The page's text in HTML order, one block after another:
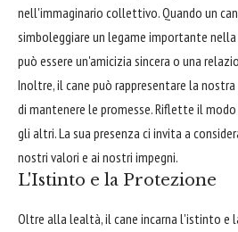
nell'immaginario collettivo. Quando un
simboleggiare un legame importante
può essere un'amicizia sincera o una
Inoltre, il cane può rappresentare la
di mantenere le promesse. Riflette il
gli altri. La sua presenza ci invita a
nostri valori e ai nostri impegni.
L'Istinto e la Protezione
Oltre alla lealtà, il cane incarna l'istinto e